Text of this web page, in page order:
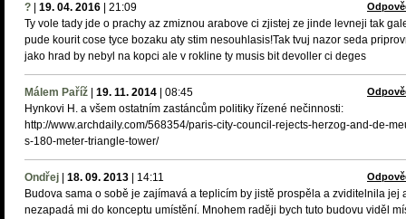
? 19. 04. 2016 21:09
Ty vole tady jde o prachy az zmiznou arabove ci zjistej ze jinde levneji tak
pude kourit cose tyce bozaku aty stim nesouhlasis!Tak tvuj nazor seda
jako hrad by nebyl na kopci ale v rokline ty musis bit devoller ci deges
Málem Paříž 19. 11. 2014 08:45
Hynkovi H. a všem ostatním zastáncům politiky řízené nečinnosti:
http://www.archdaily.com/568354/paris-city-council-rejects-herzog-and-de-
s-180-meter-triangle-tower/
Ondřej 18. 09. 2013 14:11
Budova sama o sobě je zajímavá a teplicím by jistě prospěla a zviditelnila jej
nezapadá mi do konceptu umístění. Mnohem raději bych tuto budovu viděl